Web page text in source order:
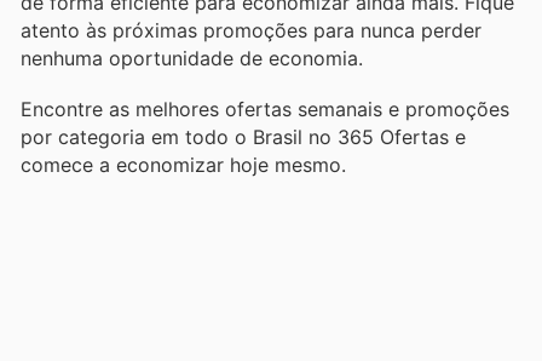
atento às próximas promoções para nunca perder
nenhuma oportunidade de economia.
Encontre as melhores ofertas semanais e promoções
por categoria em todo o Brasil no 365 Ofertas e
comece a economizar hoje mesmo.